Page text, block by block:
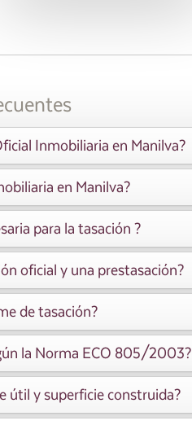
Inmobiliaria en Manilva?
en Manilva?
para la tasación ?
oficial y una prestasación?
de tasación?
la Norma ECO 805/2003?
útil y superficie construida?